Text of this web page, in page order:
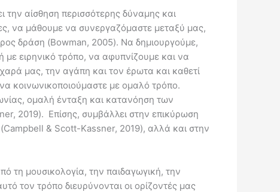
την αίσθηση περισσότερης δύναμης και
να μάθουμε να συνεργαζόμαστε μεταξύ μας,
δράση (Bowman, 2005). Να δημιουργούμε,
ειρηνικό τρόπο, να αφυπνίζουμε και να
μας, την αγάπη και τον έρωτα και καθετί
κοινωνικοποιούμαστε με ομαλό τρόπο.
ομαλή ένταξη και κατανόηση των
2019). Επίσης, συμβάλλει στην επικύρωση
& Scott-Kassner, 2019), αλλά και στην
τη μουσικολογία, την παιδαγωγική, την
τον τρόπο διευρύνονται οι ορίζοντές μας